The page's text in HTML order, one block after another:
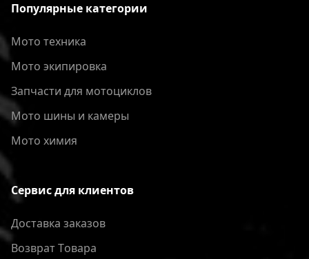
Популярные категории
Мото техника
Мото экипировка
Запчасти для мотоциклов
Мото шины и камеры
Мото химия
Сервис для клиентов
Доставка заказов
Bозврат Tовара